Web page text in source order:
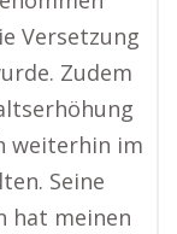
Versetzung
Zudem
weiterhin im
Seine
hat meinen